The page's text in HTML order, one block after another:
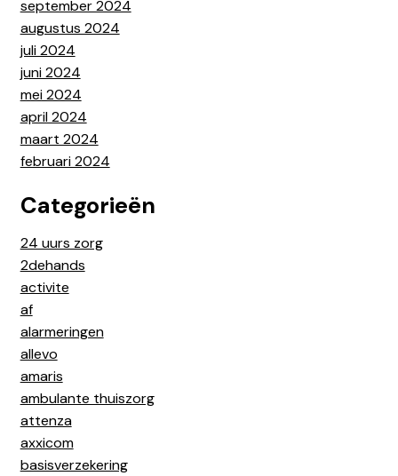
september 2024
augustus 2024
juli 2024
juni 2024
mei 2024
april 2024
maart 2024
februari 2024
Categorieën
24 uurs zorg
2dehands
activite
af
alarmeringen
allevo
amaris
ambulante thuiszorg
attenza
axxicom
basisverzekering